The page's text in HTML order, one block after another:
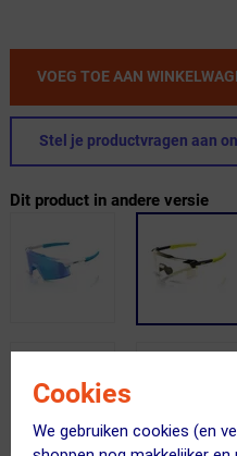
Cookies
We gebruiken cookies (en
VOEG TOE AAN
Stel je productvragen aan
Dit product in andere versie